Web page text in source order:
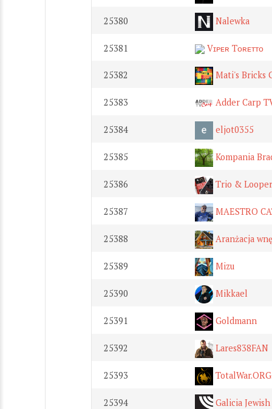
25380 Nalewka
25381 Vɪᴘᴇʀ Tᴏʀᴇᴛᴛᴏ
25382 Mati's Bricks
25383 Adder Carp
25384 eljot0355
25385 Kompania
25386 Trio &
25387 MAESTRO
25388 Aranżacja
25389 Mizu
25390 Mikkael
25391 Goldmann
25392 Lares838FAN
25393
25394 Galicia